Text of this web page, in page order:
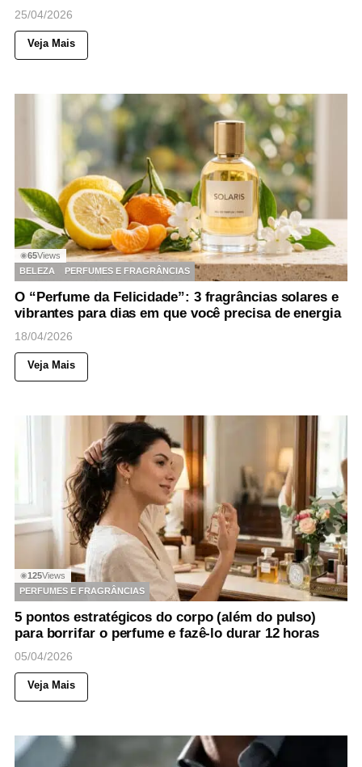
25/04/2026
Veja Mais
◉65Views
BELEZA
PERFUMES E FRAGRÂNCIAS
O “Perfume da Felicidade”: 3 fragrâncias solares e
vibrantes para dias em que você precisa de energia
18/04/2026
Veja Mais
◉125Views
PERFUMES E FRAGRÂNCIAS
5 pontos estratégicos do corpo (além do pulso)
para borrifar o perfume e fazê-lo durar 12 horas
05/04/2026
Veja Mais